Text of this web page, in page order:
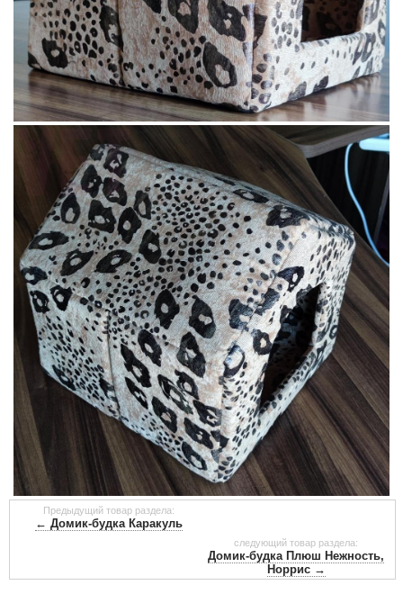
Предыдущий товар раздела:
← Домик-будка Каракуль
следующий товар раздела:
Домик-будка Плюш Нежность,
Норрис →